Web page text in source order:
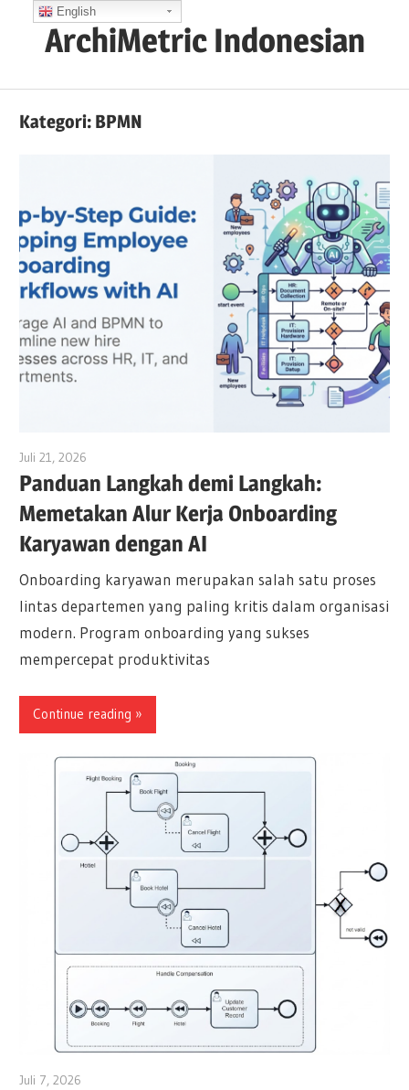
ArchiMetric Indonesian
Ops,
and
More
Kategori: BPMN
Juli 21, 2026
Panduan Langkah demi Langkah:
Memetakan Alur Kerja Onboarding
Karyawan dengan AI
Onboarding karyawan merupakan salah satu proses
lintas departemen yang paling kritis dalam organisasi
modern. Program onboarding yang sukses
mempercepat produktivitas
Continue reading
Juli 7, 2026
English